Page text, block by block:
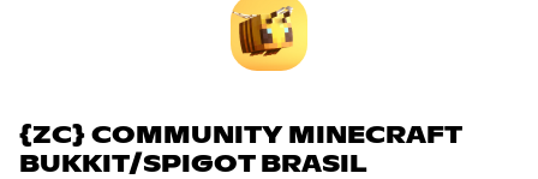
{ZC} COMMUNITY MINECRAFT
BUKKIT/SPIGOT BRASIL